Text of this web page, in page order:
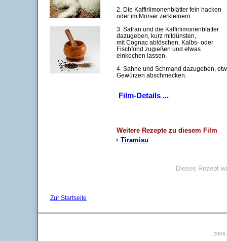
2. Die Kaffirlimonenblätter fein hacken
oder im Mörser zerkleinern.
3. Safran und die Kaffirlimonenblätter
dazugeben, kurz mitdünsten,
mit Cognac ablöschen, Kalbs- oder
Fischfond zugießen und etwas
einkochen lassen.
4. Sahne und Schmand dazugeben,
Gewürzen abschmecken.
Film-Details ...
Weitere Rezepte zu diesem Film
Tiramisu
Dieses Rezept
Zur Startseite